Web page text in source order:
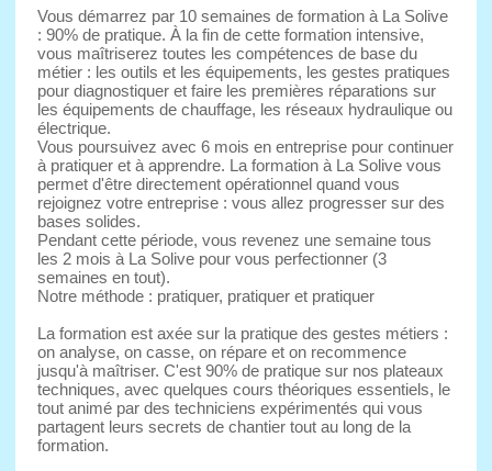
Vous démarrez par 10 semaines de formation à La Solive
: 90% de pratique. À la fin de cette formation intensive,
vous maîtriserez toutes les compétences de base du
métier : les outils et les équipements, les gestes pratiques
pour diagnostiquer et faire les premières réparations sur
les équipements de chauffage, les réseaux hydraulique ou
électrique.
Vous poursuivez avec 6 mois en entreprise pour continuer
à pratiquer et à apprendre. La formation à La Solive vous
permet d'être directement opérationnel quand vous
rejoignez votre entreprise : vous allez progresser sur des
bases solides.
Pendant cette période, vous revenez une semaine tous
les 2 mois à La Solive pour vous perfectionner (3
semaines en tout).
Notre méthode : pratiquer, pratiquer et pratiquer
La formation est axée sur la pratique des gestes métiers :
on analyse, on casse, on répare et on recommence
jusqu'à maîtriser. C'est 90% de pratique sur nos plateaux
techniques, avec quelques cours théoriques essentiels, le
tout animé par des techniciens expérimentés qui vous
partagent leurs secrets de chantier tout au long de la
formation.